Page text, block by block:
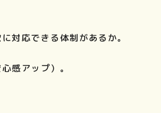
対応できる体制があるか。
感アップ）。